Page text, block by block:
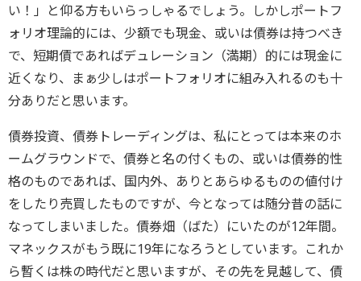
い！」と仰る方もいらっしゃるでしょう。しかしポートフ
ォリオ理論的には、少額でも現金、或いは債券は持つべき
で、短期債であればデュレーション（満期）的には現金に
近くなり、まぁ少しはポートフォリオに組み入れるのも十
分ありだと思います。
債券投資、債券トレーディングは、私にとっては本来のホ
ームグラウンドで、債券と名の付くもの、或いは債券的性
格のものであれば、国内外、ありとあらゆるものの値付け
をしたり売買したものですが、今となっては随分昔の話に
なってしまいました。債券畑（ばた）にいたのが12年間。
マネックスがもう既に19年になろうとしています。これか
ら暫くは株の時代だと思いますが、その先を見越して、債